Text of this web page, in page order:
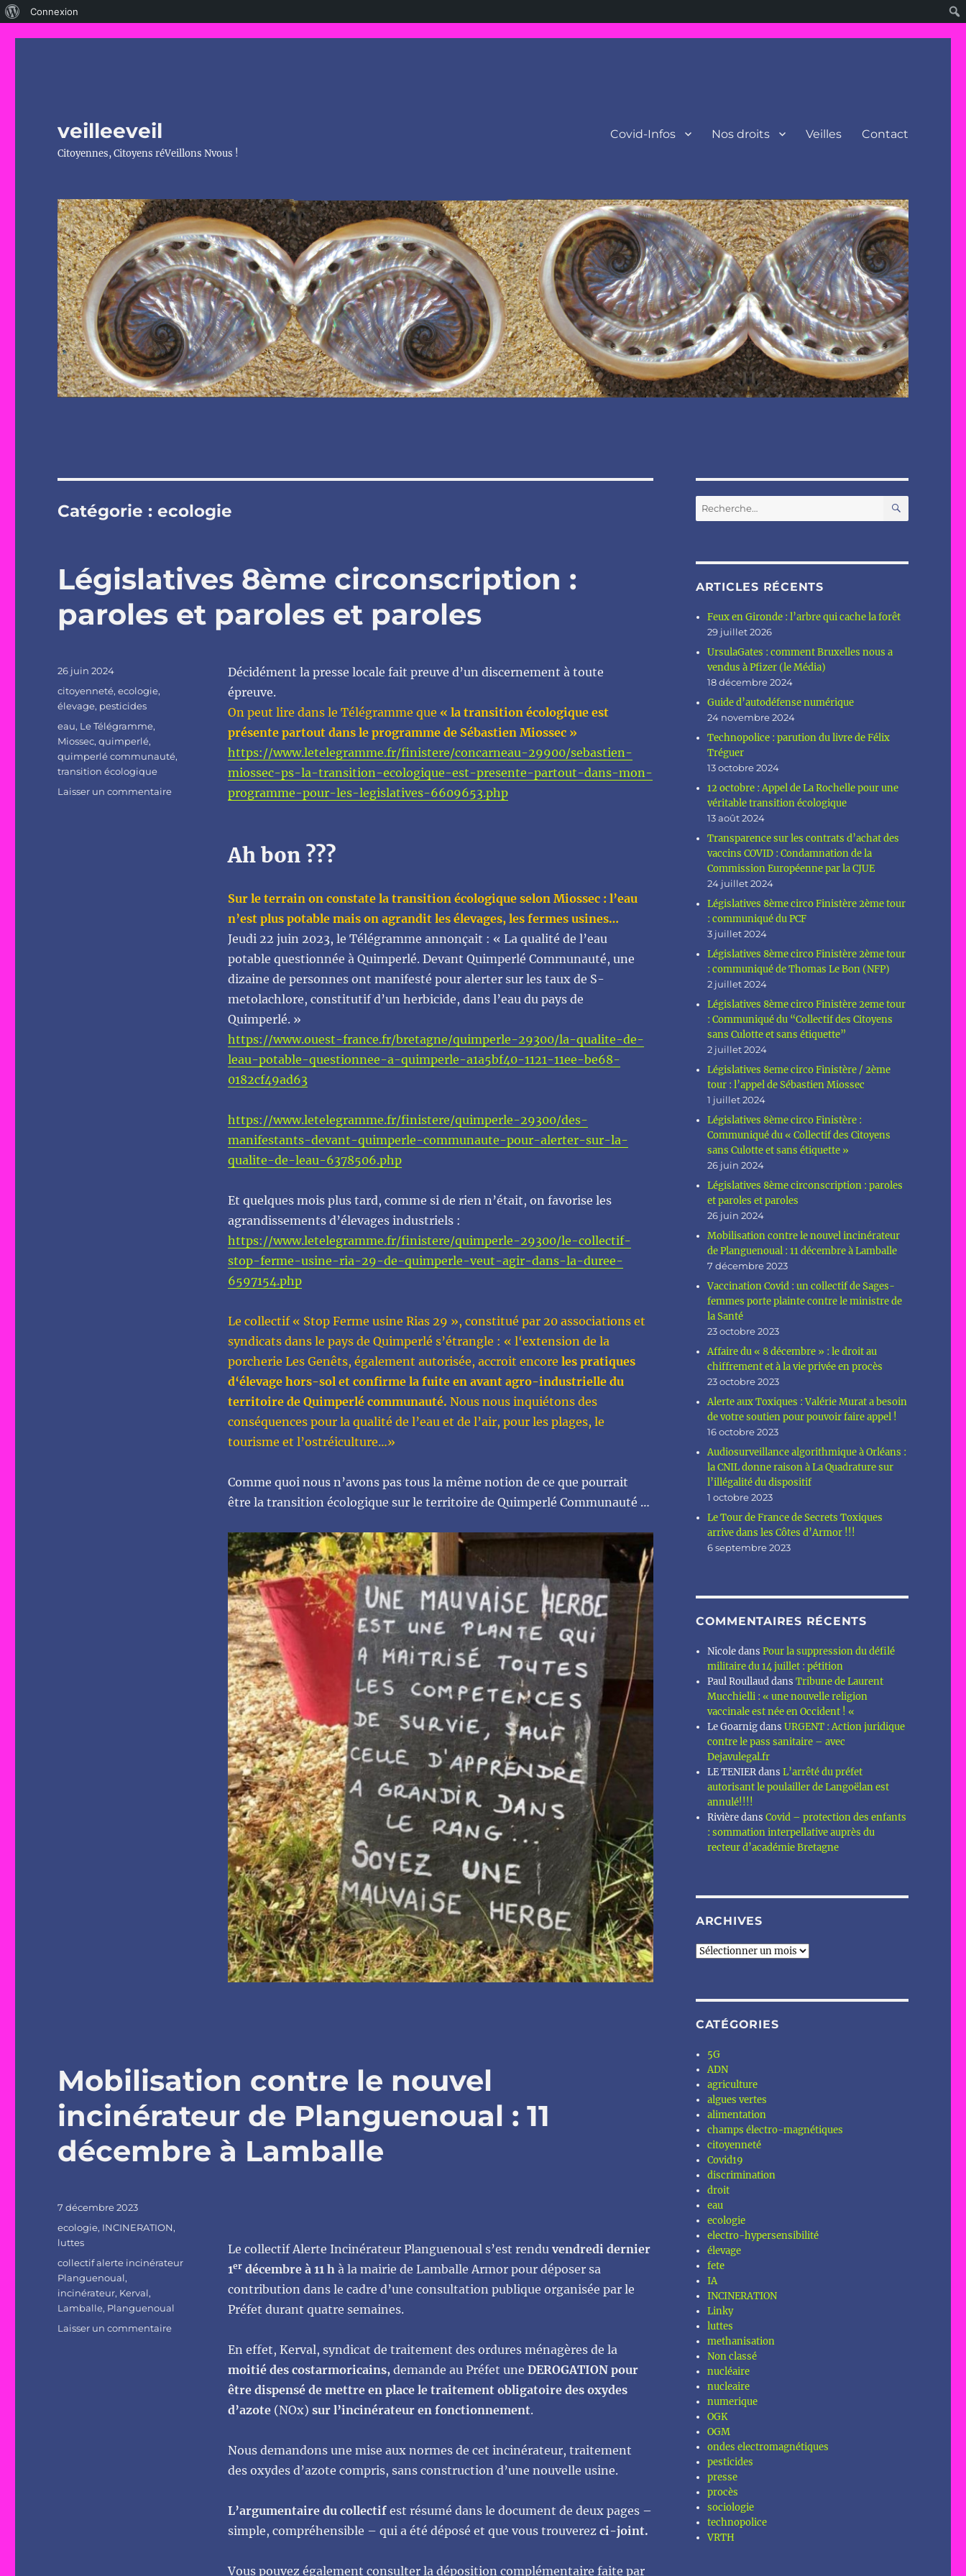
Connexion
veilleeveil
Citoyennes, Citoyens réVeillons Nvous !
Covid-Infos Nos droits Veilles Contact
Catégorie :ecologie
Législatives 8ème circonscription :
paroles et paroles et paroles
Décidément la presse locale fait preuve d’un discernement à toute
épreuve.
On peut lire dans le Télégramme que « la transition écologique est
présente partout dans le programme de Sébastien Miossec »
https://www.letelegramme.fr/finistere/concarneau-29900/sebastien-
miossec-ps-la-transition-ecologique-est-presente-partout-dans-mon-
programme-pour-les-legislatives-6609653.php
Ah bon ???
Sur le terrain on constate la transition écologique selon Miossec : l’eau
n’est plus potable mais on agrandit les élevages, les fermes usines…
Jeudi 22 juin 2023, le Télégramme annonçait : « La qualité de l’eau
potable questionnée à Quimperlé. Devant Quimperlé Communauté, une
dizaine de personnes ont manifesté pour alerter sur les taux de S-
metolachlore, constitutif d’un herbicide, dans l’eau du pays de
Quimperlé. »
https://www.ouest-france.fr/bretagne/quimperle-29300/la-qualite-de-
leau-potable-questionnee-a-quimperle-a1a5bf40-1121-11ee-be68-
0182cf49ad63
https://www.letelegramme.fr/finistere/quimperle-29300/des-
manifestants-devant-quimperle-communaute-pour-alerter-sur-la-
qualite-de-leau-6378506.php
Et quelques mois plus tard, comme si de rien n’était, on favorise les
agrandissements d’élevages industriels :
https://www.letelegramme.fr/finistere/quimperle-29300/le-collectif-
stop-ferme-usine-ria-29-de-quimperle-veut-agir-dans-la-duree-
6597154.php
Le collectif « Stop Ferme usine Rias 29 », constitué par 20 associations et
syndicats dans le pays de Quimperlé s’étrangle : « l‘extension de la
porcherie Les Genêts, également autorisée, accroit encore les pratiques
d‘élevage hors-sol et confirme la fuite en avant agro-industrielle du
territoire de Quimperlé communauté. Nous nous inquiétons des
conséquences pour la qualité de l’eau et de l’air, pour les plages, le
tourisme et l’ostréiculture…»
Comme quoi nous n’avons pas tous la même notion de ce que pourrait
être la transition écologique sur le territoire de Quimperlé Communauté …
Publié
le
26 juin 2024
Catégories
citoyenneté,ecologie,
élevage, pesticides
Étiquettes
eau, Le Télégramme,
Miossec,quimperlé,
quimperlé communauté,
transition écologique
Laisser un commentairesur
Mobilisation contre le nouvel
incinérateur de Planguenoual : 11
décembre à Lamballe
Le collectif Alerte Incinérateur Planguenoual s’est rendu vendredi dernier
1erdécembre à 11 hà la mairie de Lamballe Armor pour déposer sa
contribution dans le cadre d’une consultation publique organisée par le
Préfet durant quatre semaines.
En effet, Kerval, syndicat de traitement des ordures ménagères de la
moitié des costarmoricains,demande au Préfet une DEROGATION pour
être dispensé de mettre en place le traitement obligatoire des oxydes
d’azote (NOx) sur l’incinérateur en fonctionnement.
Nous demandons une mise aux normes de cet incinérateur, traitement
des oxydes d’azote compris, sans construction d’une nouvelle usine.
L’argumentaire du collectifest résumé dans le document de deux pages –
simple, compréhensible – qui a été déposé et que vous trouverez ci-joint.
Vous pouvez également consulter la déposition complémentaire faite par
Publié
7 décembre 2023
Catégories
ecologie, INCINERATION,
luttes
Étiquettes
collectif alerte incinérateur
Planguenoual,
incinérateur, Kerval,
Lamballe, Planguenoual
Laisser un commentairesur
Mobilisation
Recherche
pour :
ARTICLES RÉCENTS
Feux en Gironde : l’arbre qui cache la forêt
29 juillet 2026
UrsulaGates : comment Bruxelles nous a
vendus à Pfizer (le Média)
18 décembre 2024
Guide d’autodéfense numérique
24 novembre 2024
Technopolice : parution du livre de Félix
Tréguer
13 octobre 2024
12 octobre : Appel de La Rochelle pour une
véritable transition écologique
13 août 2024
Transparence sur les contrats d’achat des
vaccins COVID : Condamnation de la
Commission Européenne par la CJUE
24 juillet 2024
Législatives 8ème circo Finistère 2ème tour
: communiqué du PCF
3 juillet 2024
Législatives 8ème circo Finistère 2ème tour
: communiqué de Thomas Le Bon (NFP)
2 juillet 2024
Législatives 8ème circo Finistère 2eme tour
: Communiqué du “Collectif des Citoyens
sans Culotte et sans étiquette”
2 juillet 2024
Législatives 8eme circo Finistère / 2ème
tour : l’appel de Sébastien Miossec
1 juillet 2024
Législatives 8ème circo Finistère :
Communiqué du « Collectif des Citoyens
sans Culotte et sans étiquette »
26 juin 2024
Législatives 8ème circonscription : paroles
et paroles et paroles
26 juin 2024
Mobilisation contre le nouvel incinérateur
de Planguenoual : 11 décembre à Lamballe
7 décembre 2023
Vaccination Covid : un collectif de Sages-
femmes porte plainte contre le ministre de
la Santé
23 octobre 2023
Affaire du « 8 décembre » : le droit au
chiffrement et à la vie privée en procès
23 octobre 2023
Alerte aux Toxiques : Valérie Murat a besoin
de votre soutien pour pouvoir faire appel !
16 octobre 2023
Audiosurveillance algorithmique à Orléans :
la CNIL donne raison à La Quadrature sur
l’illégalité du dispositif
1 octobre 2023
Le Tour de France de Secrets Toxiques
arrive dans les Côtes d’Armor !!!
6 septembre 2023
COMMENTAIRES RÉCENTS
NicoledansPour la suppression du défilé
militaire du 14 juillet : pétition
Paul RoullauddansTribune de Laurent
Mucchielli : « une nouvelle religion
vaccinale est née en Occident ! «
Le GoarnigdansURGENT : Action juridique
contre le pass sanitaire – avec
Dejavulegal.fr
LE TENIERdansL’arrêté du préfet
autorisant le poulailler de Langoëlan est
annulé!!!!
RivièredansCovid – protection des enfants
: sommation interpellative auprès du
recteur d’académie Bretagne
ARCHIVES
Archives
CATÉGORIES
5G
ADN
agriculture
algues vertes
alimentation
champs électro-magnétiques
citoyenneté
Covid19
discrimination
droit
eau
ecologie
electro-hypersensibilité
élevage
fete
IA
INCINERATION
Linky
luttes
methanisation
Non classé
nucléaire
nucleaire
numerique
OGK
OGM
ondes electromagnétiques
pesticides
presse
procès
sociologie
technopolice
VRTH